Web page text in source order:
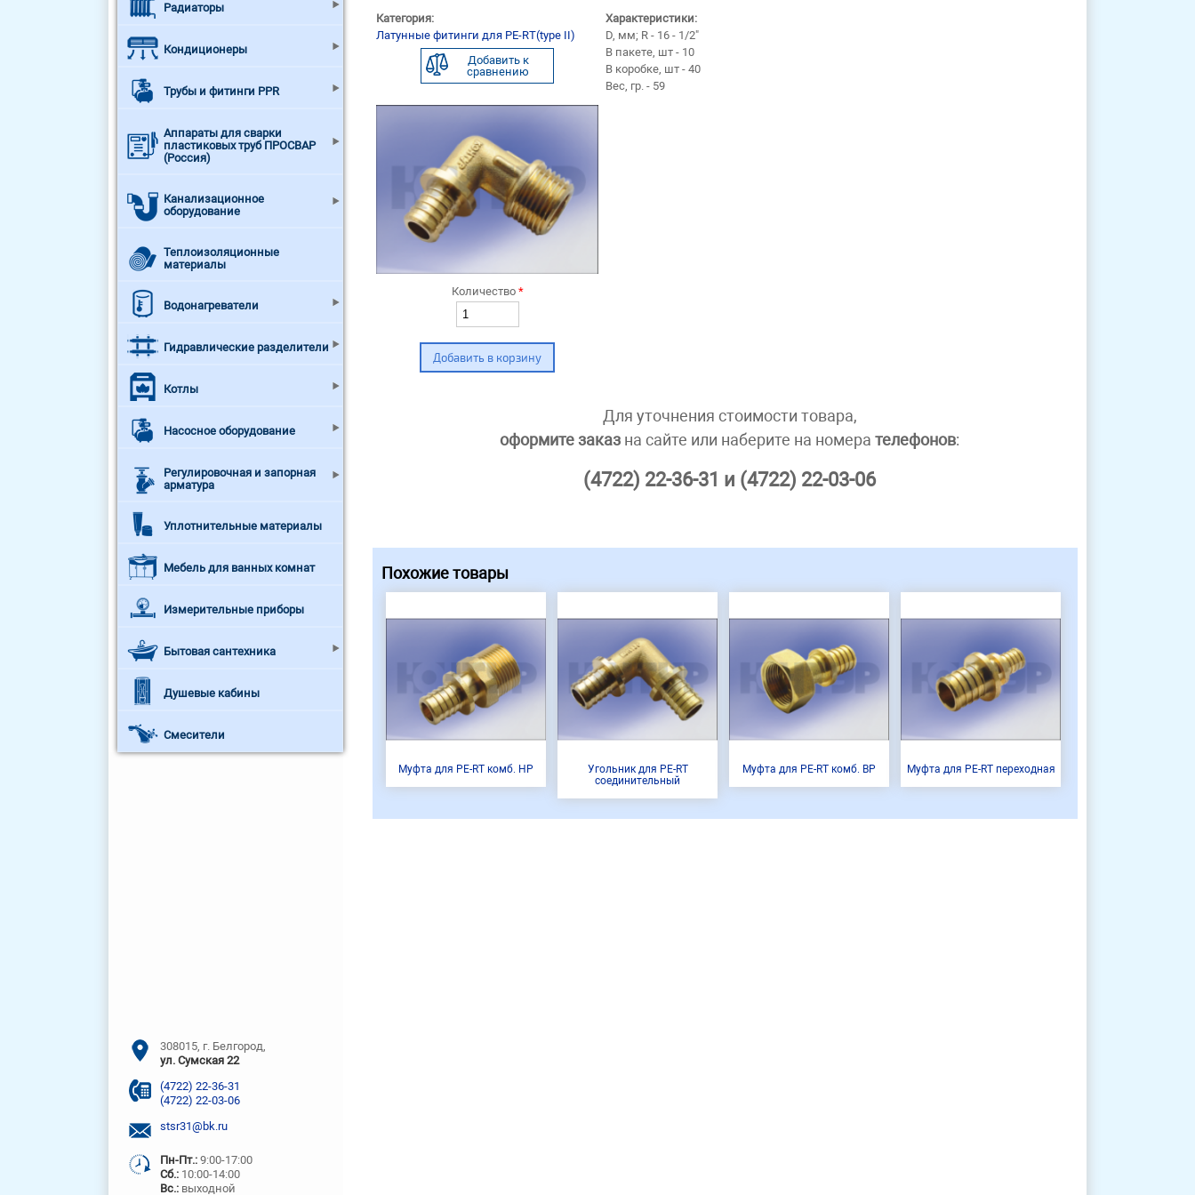
Категория:
Латунные фитинги для PE-RT(type II)
Добавить к
сравнению
Количество *
Характеристики:
D, мм; R - 16 - 1/2"
В пакете, шт - 10
В коробке, шт - 40
Вес, гр. - 59
Для уточнения стоимости товара,
оформите заказ на сайте или наберите на номера телефонов:
(4722) 22-36-31 и (4722) 22-03-06
Похожие товары
Муфта для PE-RT комб. НР
Угольник для PE-RT
соединительный
Муфта для PE-RT комб. ВР Муфта для PE-RT переходная
Радиаторы
Кондиционеры
Трубы и фитинги PPR
Аппараты для сварки
пластиковых труб ПРОСВАР
(Россия)
Канализационное
оборудование
Теплоизоляционные
материалы
Водонагреватели
Гидравлические разделители
Котлы
Насосное оборудование
Регулировочная и запорная
арматура
Уплотнительные материалы
Мебель для ванных комнат
Измерительные приборы
Бытовая сантехника
Душевые кабины
Смесители
308015, г. Белгород,
ул. Сумская 22
(4722) 22-36-31
(4722) 22-03-06
stsr31@bk.ru
Пн-Пт.: 9:00-17:00
Сб.: 10:00-14:00
Вс.: выходной